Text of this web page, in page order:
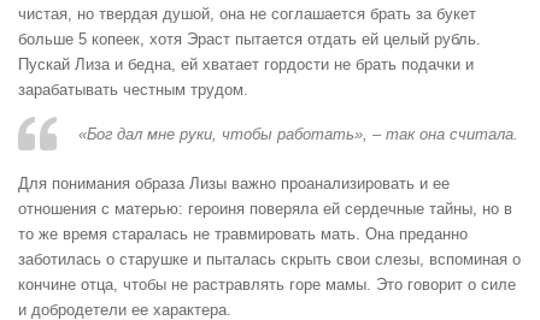
чистая, но твердая душой, она не соглашается брать за букет
больше 5 копеек, хотя Эраст пытается отдать ей целый рубль.
Пускай Лиза и бедна, ей хватает гордости не брать подачки и
зарабатывать честным трудом.
«Бог дал мне руки, чтобы работать», – так она считала.
Для понимания образа Лизы важно проанализировать и ее
отношения с матерью: героиня поверяла ей сердечные тайны, но в
то же время старалась не травмировать мать. Она преданно
заботилась о старушке и пыталась скрыть свои слезы, вспоминая о
кончине отца, чтобы не растравлять горе мамы. Это говорит о силе
и добродетели ее характера.